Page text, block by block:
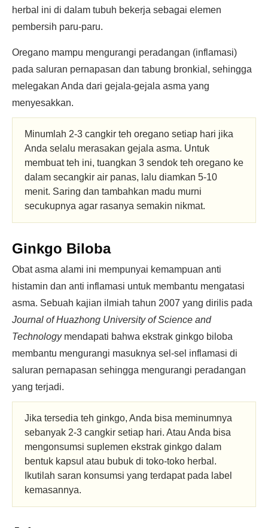
herbal ini di dalam tubuh bekerja sebagai elemen
pembersih paru-paru.
Oregano mampu mengurangi peradangan (inflamasi)
pada saluran pernapasan dan tabung bronkial, sehingga
melegakan Anda dari gejala-gejala asma yang
menyesakkan.
Minumlah 2-3 cangkir teh oregano setiap hari jika
Anda selalu merasakan gejala asma. Untuk
membuat teh ini, tuangkan 3 sendok teh oregano ke
dalam secangkir air panas, lalu diamkan 5-10
menit. Saring dan tambahkan madu murni
secukupnya agar rasanya semakin nikmat.
Ginkgo Biloba
Obat asma alami ini mempunyai kemampuan anti
histamin dan anti inflamasi untuk membantu mengatasi
asma. Sebuah kajian ilmiah tahun 2007 yang dirilis pada
Journal of Huazhong University of Science and
Technologymendapati bahwa ekstrak ginkgo biloba
membantu mengurangi masuknya sel-sel inflamasi di
saluran pernapasan sehingga mengurangi peradangan
yang terjadi.
Jika tersedia teh ginkgo, Anda bisa meminumnya
sebanyak 2-3 cangkir setiap hari. Atau Anda bisa
mengonsumsi suplemen ekstrak ginkgo dalam
bentuk kapsul atau bubuk di toko-toko herbal.
Ikutilah saran konsumsi yang terdapat pada label
kemasannya.